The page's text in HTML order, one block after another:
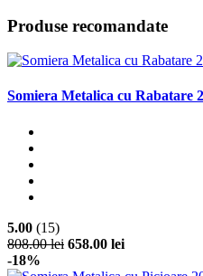
Produse recomandate
Somiera Metalica cu Rabatare
5.00 (15)
808.00 lei 658.00 lei
-18%